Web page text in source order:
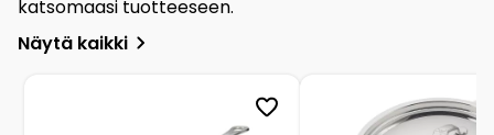
katsomaasi tuotteeseen.
Näytä kaikki